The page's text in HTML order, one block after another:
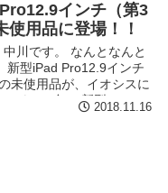
インチ（第3
使用品に登場！！
中川です。 なんとなんと
新型iPad Pro12.9インチ
未使用品が、イオシスに
かも、2台！ 新型iPad
（第3世代）WiFiモデル
2018.11.16